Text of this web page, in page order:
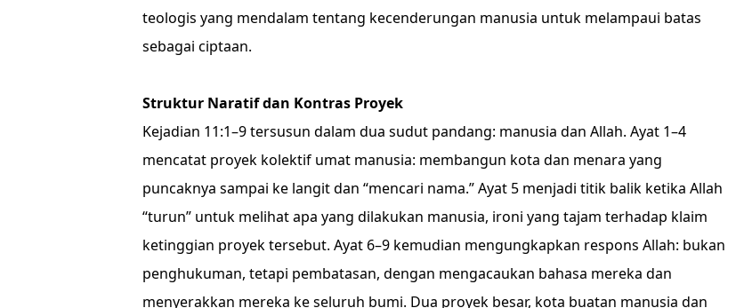
teologis yang mendalam tentang kecenderungan manusia untuk melampaui batas
sebagai ciptaan.
Struktur Naratif dan Kontras Proyek
Kejadian 11:1–9 tersusun dalam dua sudut pandang: manusia dan Allah. Ayat 1–4
mencatat proyek kolektif umat manusia: membangun kota dan menara yang
puncaknya sampai ke langit dan “mencari nama.” Ayat 5 menjadi titik balik ketika Allah
“turun” untuk melihat apa yang dilakukan manusia, ironi yang tajam terhadap klaim
ketinggian proyek tersebut. Ayat 6–9 kemudian mengungkapkan respons Allah: bukan
penghukuman, tetapi pembatasan, dengan mengacaukan bahasa mereka dan
menyerakkan mereka ke seluruh bumi. Dua proyek besar, kota buatan manusia dan